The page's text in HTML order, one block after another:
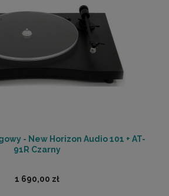
- New Horizon Audio 101 + AT-
91R Czarny
1 690,00 zł